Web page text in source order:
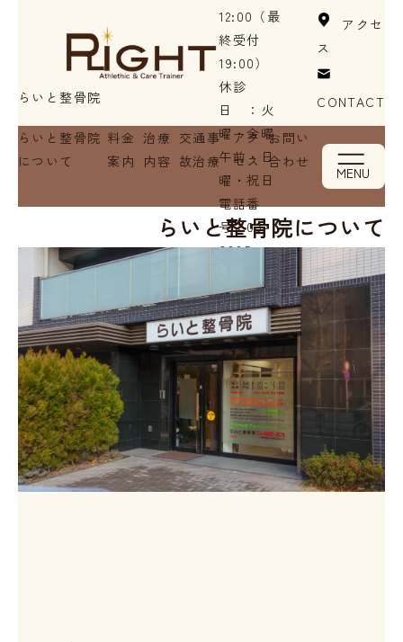
らいと整骨院
12:00（最
終受付
19:00）
休診
日 ：火
曜・金曜
午前・日
曜・祝日
電話番
号：03-
6885-
アクセ
ス
CONTACT
らいと整骨院
について
料金
案内
治療
内容
交通事
故治療
アク
セス
お問い
合わせ
MENU
らいと整骨院について